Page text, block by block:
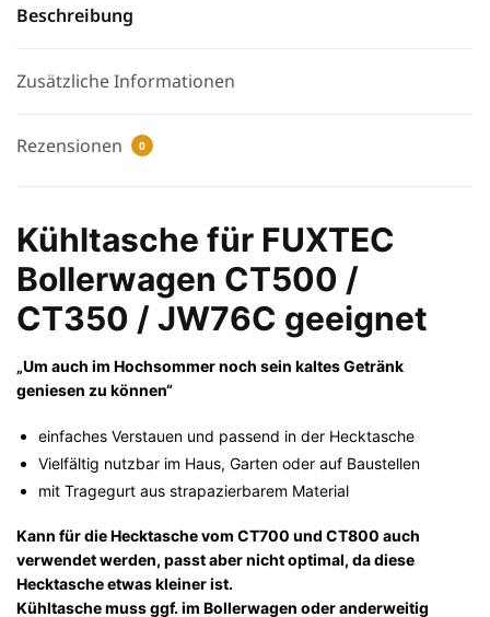
Beschreibung
Zusätzliche Informationen
Rezensionen 0
Kühltasche für FUXTEC
Bollerwagen CT500 /
CT350 / JW76C geeignet
„Um auch im Hochsommer noch sein kaltes Getränk
geniesen zu können“
einfaches Verstauen und passend in der Hecktasche
Vielfältig nutzbar im Haus, Garten oder auf Baustellen
mit Tragegurt aus strapazierbarem Material
Kann für die Hecktasche vom CT700 und CT800 auch
verwendet werden, passt aber nicht optimal, da diese
Hecktasche etwas kleiner ist.
Kühltasche muss ggf. im Bollerwagen oder anderweitig